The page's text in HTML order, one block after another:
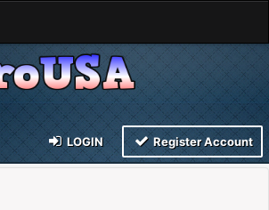
LOGIN Register Account